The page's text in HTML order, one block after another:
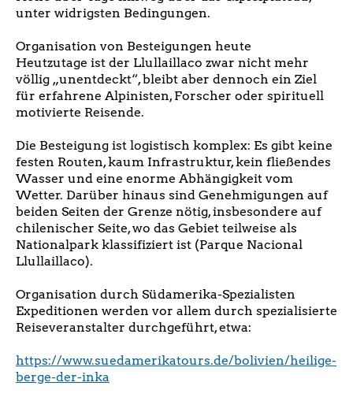
unter widrigsten Bedingungen.
Organisation von Besteigungen heute
Heutzutage ist der Llullaillaco zwar nicht mehr
völlig „unentdeckt“, bleibt aber dennoch ein Ziel
für erfahrene Alpinisten, Forscher oder spirituell
motivierte Reisende.
Die Besteigung ist logistisch komplex: Es gibt keine
festen Routen, kaum Infrastruktur, kein fließendes
Wasser und eine enorme Abhängigkeit vom
Wetter. Darüber hinaus sind Genehmigungen auf
beiden Seiten der Grenze nötig, insbesondere auf
chilenischer Seite, wo das Gebiet teilweise als
Nationalpark klassifiziert ist (Parque Nacional
Llullaillaco).
Organisation durch Südamerika-Spezialisten
Expeditionen werden vor allem durch spezialisierte
Reiseveranstalter durchgeführt, etwa:
https://www.suedamerikatours.de/bolivien/heilige-
berge-der-inka